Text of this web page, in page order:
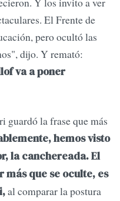
El Frente de
pero ocultó las
dijo. Y remató:
va a poner
guardó la frase que más
hemos visto
la canchereada. El
que se oculte, es
al comparar la postura